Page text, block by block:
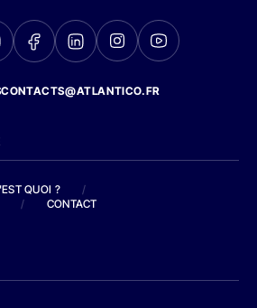
QUOI ?
/
/ CONTACT